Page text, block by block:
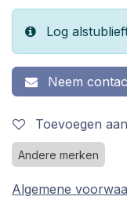
Log
Neem
Toevoegen
Andere merken
Algemene